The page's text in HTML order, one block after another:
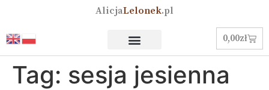
AlicjaLelonek.pl
0,00zł
Tag: sesja jesienna